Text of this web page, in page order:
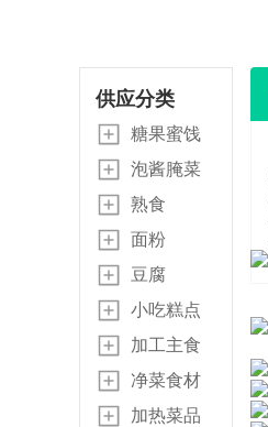
供应分类
糖果蜜饯
泡酱腌菜
熟食
面粉
豆腐
小吃糕点
加工主食
净菜食材
加热菜品